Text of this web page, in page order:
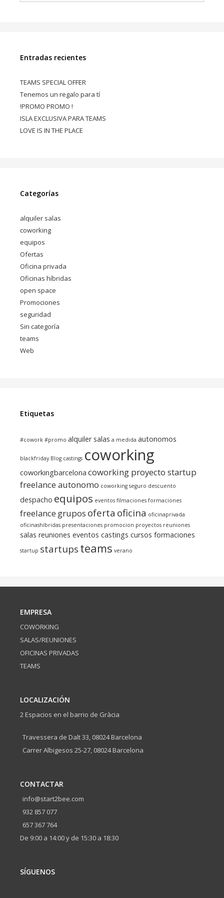
Entradas recientes
TEAMS SPECIAL OFFER
Tenemos un regalo para tí
!PROMO PROMO !
ISLA EXCLUSIVA PARA TEAMS
LOVE IS IN THE PLACE
Categorías
alquiler salas
coworking
equipos
Ofertas
Oficina privada
Oficinas híbridas
open space
Promociones
seguridad
Sin categoría
teams
Web
Etiquetas
#cowork #promo alquiler salas a medida autonomos
blackfriday Blog castings coworking
coworkingbarcelona coworking proyecto startup
freelance autonomo coworking seguro descuento
despacho equipos eventos filmaciones formaciones
freelance grupos oferta oficina oficinaprivada
oficinashíbridas presentaciones promocion proyectos reuniones
salas reuniones eventos castings cursos formaciones
startup startupsteams verano
EMPRESA
COWORKING
SALAS/REUNIONES
OFICINAS PRIVADAS
TEAMS
LOCALIZACIÓN
2 Espacios en el barrio de Gràcia
Travessera de Dalt 33, 08024 Barcelona
Carrer Albigesos 25-27, 08024 Barcelona
CONTACTAR
info@start2bee.com
932 857 077
657 367 764
De 9:00 a 14:00 y de 15:30 a 18:30
SÍGUENOS